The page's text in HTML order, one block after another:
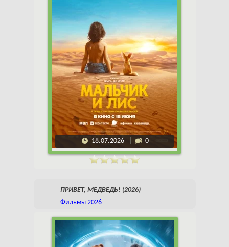
18.07.2026 0
ПРИВЕТ, МЕДВЕДЬ! (2026)
Фильмы 2026